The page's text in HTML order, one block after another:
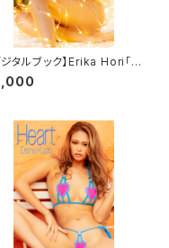
ジタルブック】Erika Hori「C
」DAREA dream fa
magazine